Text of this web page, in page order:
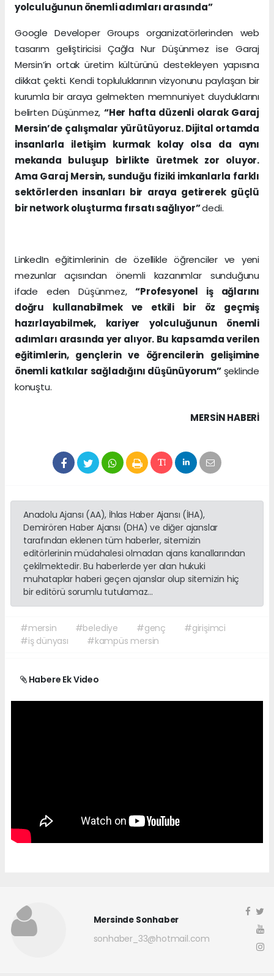
yolculuğunun önemli adımları arasında”
Google Developer Groups organizatörlerinden web
tasarım geliştiricisi Çağla Nur Düşünmez ise Garaj
Mersin’in ortak üretim kültürünü destekleyen yapısına
dikkat çekti. Kendi topluluklarının vizyonunu paylaşan bir
kurumla bir araya gelmekten memnuniyet duyduklarını
belirten Düşünmez, “Her hafta düzenli olarak Garaj
Mersin’de çalışmalar yürütüyoruz. Dijital ortamda
insanlarla iletişim kurmak kolay olsa da aynı
mekanda buluşup birlikte üretmek zor oluyor.
Ama Garaj Mersin, sunduğu fiziki imkanlarla farklı
sektörlerden insanları bir araya getirerek güçlü
bir network oluşturma fırsatı sağlıyor”dedi.
LinkedIn eğitimlerinin de özellikle öğrenciler ve yeni
mezunlar açısından önemli kazanımlar sunduğunu
ifade eden Düşünmez,“Profesyonel iş ağlarını
doğru kullanabilmek ve etkili bir öz geçmiş
hazırlayabilmek, kariyer yolculuğunun önemli
adımları arasında yer alıyor. Bu kapsamda verilen
eğitimlerin, gençlerin ve öğrencilerin gelişimine
önemli katkılar sağladığını düşünüyorum” şeklinde
konuştu.
MERSIN HABERİ
Anadolu Ajansı (AA), İhlas Haber Ajansı (İHA),
Demirören Haber Ajansı (DHA) ve diğer ajanslar
tarafından eklenen tüm haberler, sitemizin
editörlerinin müdahalesi olmadan ajans kanallarından
çekilmektedir. Bu haberlerde yer alan hukuki
muhataplar haberi geçen ajanslar olup sitemizin hiç
bir editörü sorumlu tutulamaz...
#mersin #belediye #genç
#girişimci
#iş dünyası
#kampüs mersin
Habere Ek Video
Mersinde Sonhaber
sonhaber_33@hotmail.com